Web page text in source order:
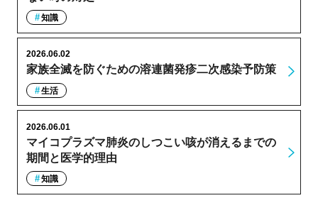
知識
家族全滅を防ぐための溶連菌発疹二次感染予防策
2026.06.02
生活
マイコプラズマ肺炎のしつこい咳が消えるまでの
期間と医学的理由
2026.06.01
知識